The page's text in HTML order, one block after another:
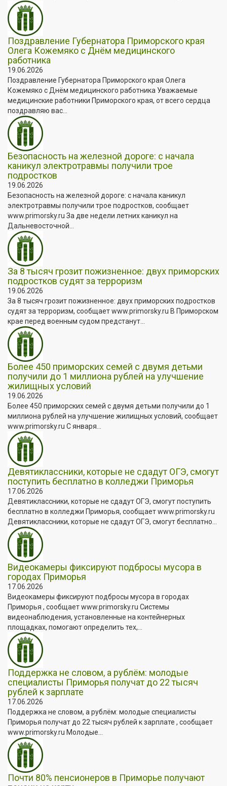
Поздравление Губернатора Приморского края
Олега Кожемяко с Днём медицинского
работника
19.06.2026
Поздравление Губернатора Приморского края Олега
Кожемяко с Днём медицинского работника Уважаемые
медицинские работники Приморского края, от всего сердца
поздравляю вас...
Безопасность на железной дороге: с начала
каникул электротравмы получили трое
подростков
19.06.2026
Безопасность на железной дороге: с начала каникул
электротравмы получили трое подростков, сообщает
www.primorsky.ru За две недели летних каникул на
Дальневосточной...
За 8 тысяч грозит пожизненное: двух приморских
подростков судят за терроризм
19.06.2026
За 8 тысяч грозит пожизненное: двух приморских подростков
судят за терроризм, сообщает www.primorsky.ru В Приморском
крае перед военным судом предстанут...
Более 450 приморских семей с двумя детьми
получили до 1 миллиона рублей на улучшение
жилищных условий
19.06.2026
Более 450 приморских семей с двумя детьми получили до 1
миллиона рублей на улучшение жилищных условий, сообщает
www.primorsky.ru С января...
Девятиклассники, которые не сдадут ОГЭ, смогут
поступить бесплатно в колледжи Приморья
17.06.2026
Девятиклассники, которые не сдадут ОГЭ, смогут поступить
бесплатно в колледжи Приморья, сообщает www.primorsky.ru
Девятиклассники, которые не сдадут ОГЭ, смогут бесплатно...
Видеокамеры фиксируют подбросы мусора в
городах Приморья
17.06.2026
Видеокамеры фиксируют подбросы мусора в городах
Приморья , сообщает www.primorsky.ru Системы
видеонаблюдения, установленные на контейнерных
площадках, помогают определить тех,...
Поддержка не словом, а рублём: молодые
специалисты Приморья получат до 22 тысяч
рублей к зарплате
17.06.2026
Поддержка не словом, а рублём: молодые специалисты
Приморья получат до 22 тысяч рублей к зарплате , сообщает
www.primorsky.ru Молодые...
Почти 80% пенсионеров в Приморье получают